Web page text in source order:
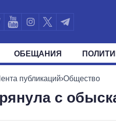
ОБЕЩАНИЯ
ВСЕ ПОЛИТИКИ ПРЕЗИДЕНТ И
публикаций›Общество
с